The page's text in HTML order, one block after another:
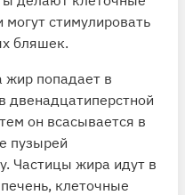
стимулировать
бляшек.
жир попадает в
двенадцатиперстной
он всасывается в
пузырей
Частицы жира идут в
клеточные